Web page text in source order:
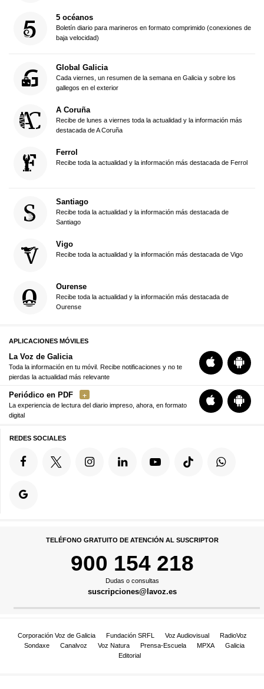
5 océanos
Boletín diario para marineros en formato comprimido (conexiones de
baja velocidad)
Global Galicia
Cada viernes, un resumen de la semana en Galicia y sobre los
gallegos en el exterior
A Coruña
Recibe de lunes a viernes toda la actualidad y la información más
destacada de A Coruña
Ferrol
Recibe toda la actualidad y la información más destacada de Ferrol
Santiago
Recibe toda la actualidad y la información más destacada de
Santiago
Vigo
Recibe toda la actualidad y la información más destacada de Vigo
Ourense
Recibe toda la actualidad y la información más destacada de
Ourense
APLICACIONES MÓVILES
La Voz de Galicia
Toda la información en tu móvil. Recibe notificaciones y no te
pierdas la actualidad más relevante
Periódico en PDF
La experiencia de lectura del diario impreso, ahora, en formato
digital
REDES SOCIALES
TELÉFONO GRATUITO DE ATENCIÓN AL SUSCRIPTOR
900 154 218
Dudas o consultas
suscripciones@lavoz.es
Corporación Voz de Galicia Fundación SRFL Voz Audiovisual
RadioVoz
Sondaxe
Canalvoz Voz Natura Prensa-Escuela MPXA
Galicia
Editorial